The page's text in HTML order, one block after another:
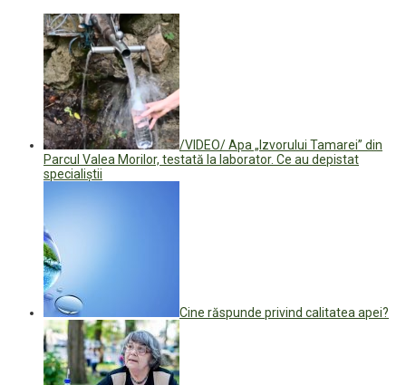
/VIDEO/ Apa „Izvorului Tamarei” din
Parcul Valea Morilor, testată la laborator. Ce au depistat
specialiștii
Cine răspunde privind calitatea apei?